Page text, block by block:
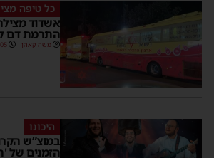
כל טיפה
אשדוד
התרמת דם
משה קאהן
היכונו
במוצ”ש
הזמנים של